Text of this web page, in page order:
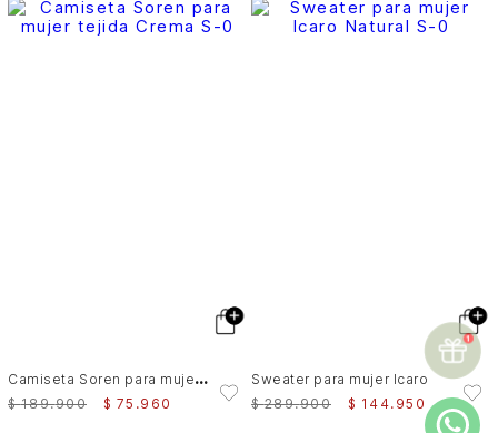
C
amiseta Soren para mujer tejida
$ 189.900 $ 75 .960
Sweater para mujer Icaro
$ 289.900 $ 144. 950